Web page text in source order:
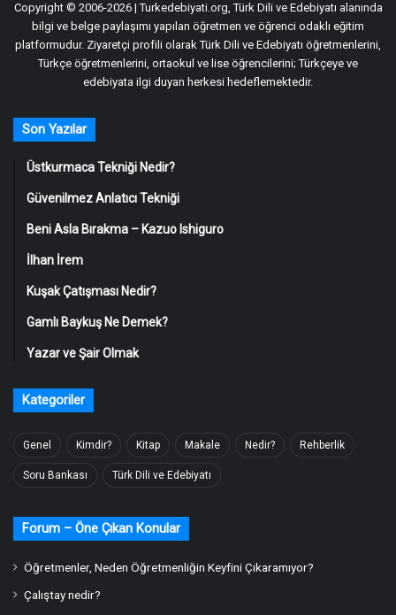
Copyright © 2006-2026 | Turkedebiyati.org, Türk Dili ve Edebiyatı alanında
bilgi ve belge paylaşımı yapılan öğretmen ve öğrenci odaklı eğitim
platformudur. Ziyaretçi profili olarak Türk Dili ve Edebiyatı öğretmenlerini,
Türkçe öğretmenlerini, ortaokul ve lise öğrencilerini; Türkçeye ve
edebiyata ilgi duyan herkesi hedeflemektedir.
Son Yazılar
Üstkurmaca Tekniği Nedir?
Güvenilmez Anlatıcı Tekniği
Beni Asla Bırakma – Kazuo Ishiguro
İlhan İrem
Kuşak Çatışması Nedir?
Gamlı Baykuş Ne Demek?
Yazar ve Şair Olmak
Kategoriler
Genel Kimdir? Kitap Makale Nedir? Rehberlik
Soru Bankası Türk Dili ve Edebiyatı
Forum – Öne Çıkan Konular
Öğretmenler, Neden Öğretmenliğin Keyfini Çıkaramıyor?
Çalıştay nedir?